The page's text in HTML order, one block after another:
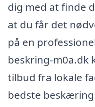
dig med at finde
at du får det
på en
beskring-m0a.dk
tilbud fra lokale
bedste